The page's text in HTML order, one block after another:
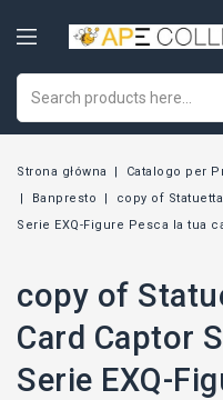
Strona główna Catalogo per
Banpresto
copy of
Serie EXQ-Figure Pesca la tua
copy of
Card Captor
Serie EXQ-